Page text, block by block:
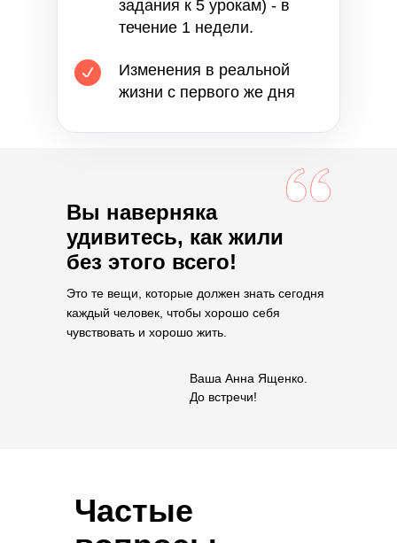
задания к 5 урокам) - в
течение 1 недели.
Изменения в реальной
жизни с первого же дня
Вы наверняка
удивитесь, как жили
без этого всего!
Это те вещи, которые должен знать сегодня
каждый человек, чтобы хорошо себя
чувствовать и хорошо жить.
Ваша Анна Ященко.
До встречи!
Частые